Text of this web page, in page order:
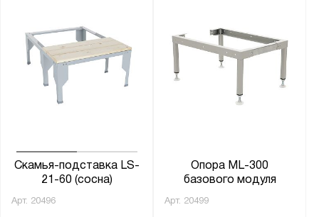
Скамья-подставка LS-
21-60 (сосна)
Арт. 20496
Опора ML-300
базового модуля
Арт. 20499